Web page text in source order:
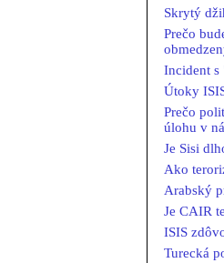
Skrytý
Prečo
Incident s
Útoky
Prečo
úlohu v
Je Sisi
Ako
Arabský
Je CAIR
ISIS
Turecká